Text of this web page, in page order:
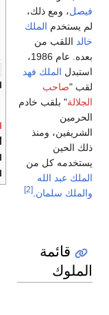
فيصل، ومع ذلك،
لم يستخدم الملك
خالد اللقب من
بعده. عام 1986،
استبدل الملك فهد
لقب "صاحب
الجلالة" بلقب خادم
الحرمين
الشريفين، ومنذ
ذلك الحين
يستخدمه كل من
الملك عبد الله
والملك سلمان [2]
قائمة
الملوك